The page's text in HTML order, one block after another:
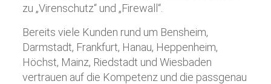
zu „Virenschutz“ und „Firewall“.
Bereits viele Kunden rund um Bensheim,
Darmstadt, Frankfurt, Hanau, Heppenheim,
Höchst, Mainz, Riedstadt und Wiesbaden
vertrauen auf die Kompetenz und die passgenau